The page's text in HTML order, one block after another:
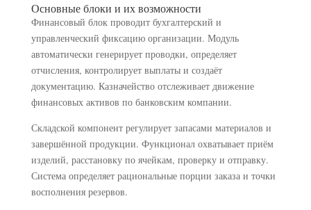
Основные блоки и их возможности
Финансовый блок проводит бухгалтерский и
управленческий фиксацию организации. Модуль
автоматически генерирует проводки, определяет
отчисления, контролирует выплаты и создаёт
документацию. Казначейство отслеживает движение
финансовых активов по банковским компании.
Складской компонент регулирует запасами материалов и
завершённой продукции. Функционал охватывает приём
изделий, расстановку по ячейкам, проверку и отправку.
Система определяет рациональные порции заказа и точки
восполнения резервов.